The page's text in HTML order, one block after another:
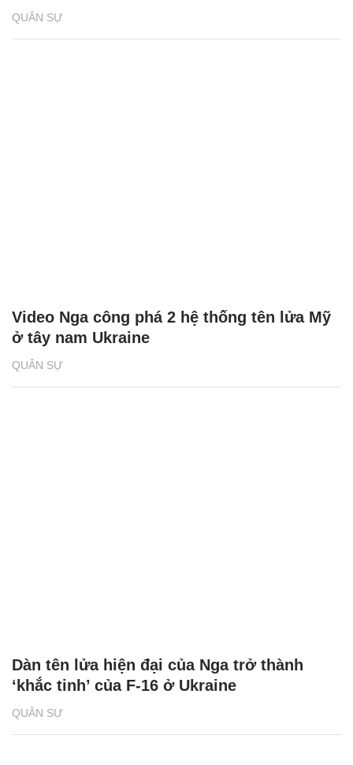
QUÂN SỰ
QUÂN SỰ
Video Nga công phá 2 hệ thống tên lửa Mỹ
ở tây nam Ukraine
QUÂN SỰ
Dàn tên lửa hiện đại của Nga trở thành
‘khắc tinh’ của F-16 ở Ukraine